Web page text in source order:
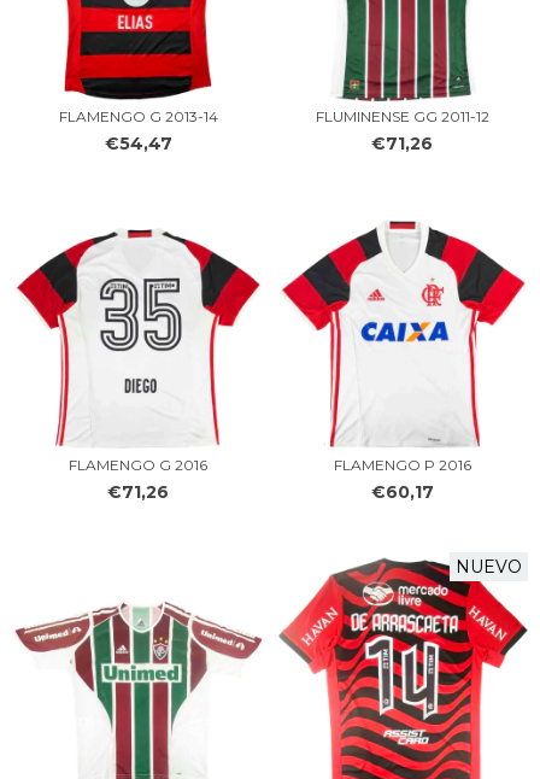
FLAMENGO G 2013-14
€54,47
FLUMINENSE GG 2011-12
€71,26
FLAMENGO G 2016
€71,26
FLAMENGO P 2016
€60,17
NUEVO